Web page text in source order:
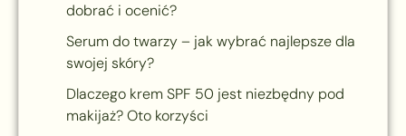
dobrać i ocenić?
Serum do twarzy – jak wybrać najlepsze dla
swojej skóry?
Dlaczego krem SPF 50 jest niezbędny pod
makijaż? Oto korzyści